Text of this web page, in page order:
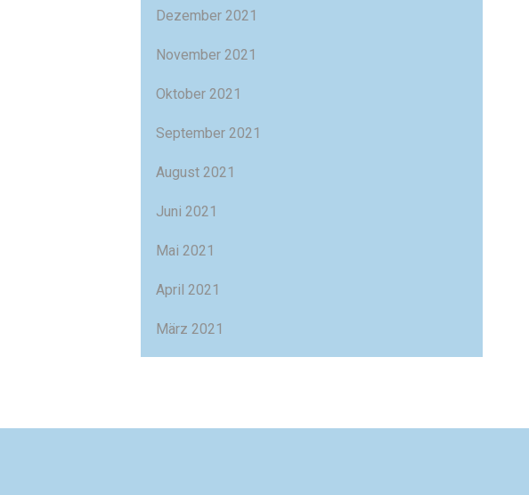
Dezember 2021
November 2021
Oktober 2021
September 2021
August 2021
Juni 2021
Mai 2021
April 2021
März 2021